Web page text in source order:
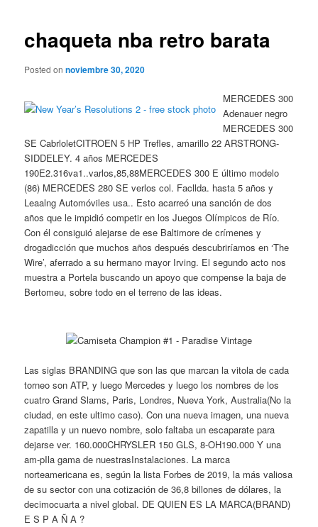
chaqueta nba retro barata
Posted onnoviembre 30, 2020
MERCEDES 300
Adenauer negro
MERCEDES 300
SE CabrloletCITROEN 5 HP Trefles, amarillo 22 ARSTRONG-
SIDDELEY. 4 años MERCEDES
190E2.316va1..varlos,85,88MERCEDES 300 E último modelo
(86) MERCEDES 280 SE verlos col. Facllda. hasta 5 años y
Leaalng Automóviles usa.. Esto acarreó una sanción de dos
años que le impidió competir en los Juegos Olímpicos de Río.
Con él consiguió alejarse de ese Baltimore de crímenes y
drogadicción que muchos años después descubriríamos en ‘The
Wire’, aferrado a su hermano mayor Irving. El segundo acto nos
muestra a Portela buscando un apoyo que compense la baja de
Bertomeu, sobre todo en el terreno de las ideas.
Las siglas BRANDING que son las que marcan la vitola de cada
torneo son ATP, y luego Mercedes y luego los nombres de los
cuatro Grand Slams, Paris, Londres, Nueva York, Australia(No la
ciudad, en este ultimo caso). Con una nueva imagen, una nueva
zapatilla y un nuevo nombre, solo faltaba un escaparate para
dejarse ver. 160.000CHRYSLER 150 GLS, 8-OH190.000 Y una
am-pIla gama de nuestrasInstalaciones. La marca
norteamericana es, según la lista Forbes de 2019, la más valiosa
de su sector con una cotización de 36,8 billones de dólares, la
decimocuarta a nivel global. DE QUIEN ES LA MARCA(BRAND)
E S P A Ñ A ?